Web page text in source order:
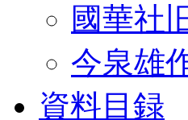
國華社
今泉雄
資料目録